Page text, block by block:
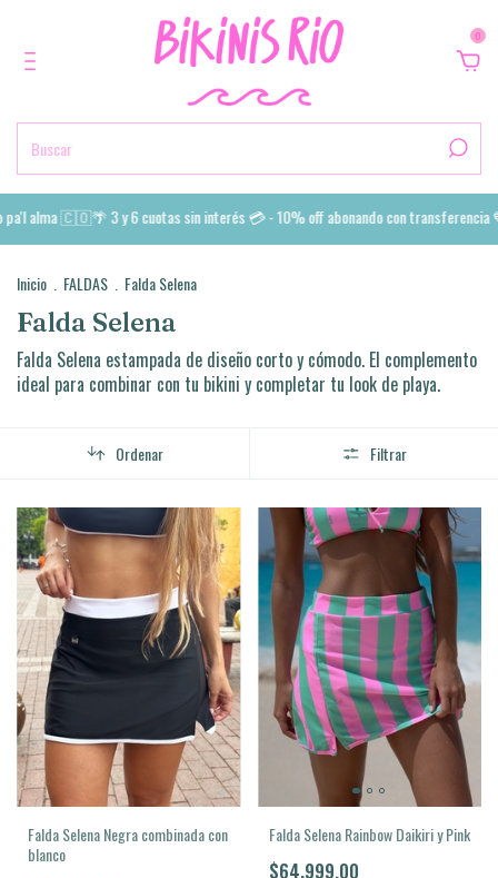
0
pa'l alma 🇨🇴🌴 3 y 6 cuotas sin interés 💳 - 10% off abonando con transferencia
Inicio FALDAS Falda Selena
Falda Selena
Falda Selena estampada de diseño corto y cómodo. El complemento
ideal para combinar con tu bikini y completar tu look de playa.
Ordenar Filtrar
Falda Selena Negra combinada con
blanco
Falda Selena Rainbow Daikiri y Pink
$64.999,00